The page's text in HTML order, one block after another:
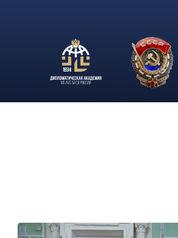
«Подготовка пресс-атташе России для РЗУ»